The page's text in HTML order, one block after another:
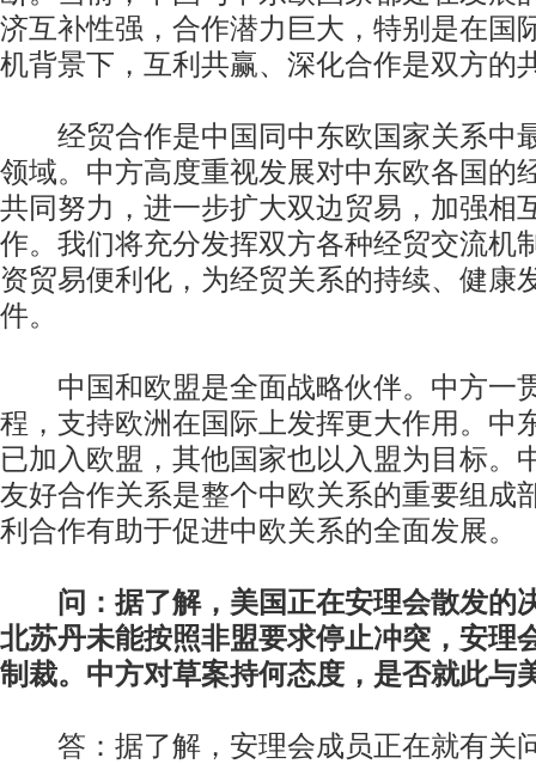
济互补性强，合作潜力巨大，特别是在国
机背景下，互利共赢、深化合作是双方的
经贸合作是中国同中东欧国家关系中
领域。中方高度重视发展对中东欧各国的
共同努力，进一步扩大双边贸易，加强相
作。我们将充分发挥双方各种经贸交流机
资贸易便利化，为经贸关系的持续、健康
件。
中国和欧盟是全面战略伙伴。中方一
程，支持欧洲在国际上发挥更大作用。中
已加入欧盟，其他国家也以入盟为目标。
友好合作关系是整个中欧关系的重要组成
利合作有助于促进中欧关系的全面发展。
问：据了解，美国正在安理会散发的
北苏丹未能按照非盟要求停止冲突，安理
制裁。中方对草案持何态度，是否就此与
答：据了解，安理会成员正在就有关